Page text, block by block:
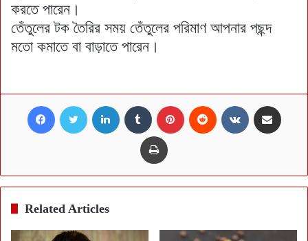
করতে পারেন।
তেঁতুলের টক তৈরির সময় তেঁতুলের পরিমাণ আপনার পছন্দ
মতো কমাতে বা বাড়াতে পারেন।
Facebook Twitter LinkedIn Tumblr Pinterest Reddit VKontakte
Print
Related Articles